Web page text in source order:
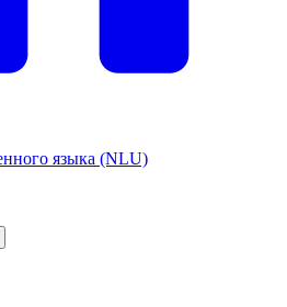
языка (NLU)